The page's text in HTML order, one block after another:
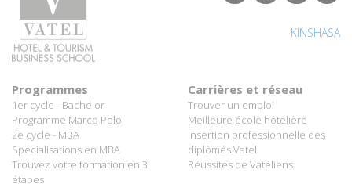
1er cycle - Bachelor
Programme Marco Polo
2e cycle - MBA
Spécialisations en MBA
Trouvez votre formation en 3
étapes
Trouver un emploi
Meilleure école hôtelière
Insertion professionnelle des
diplômés Vatel
Réussites de Vatéliens